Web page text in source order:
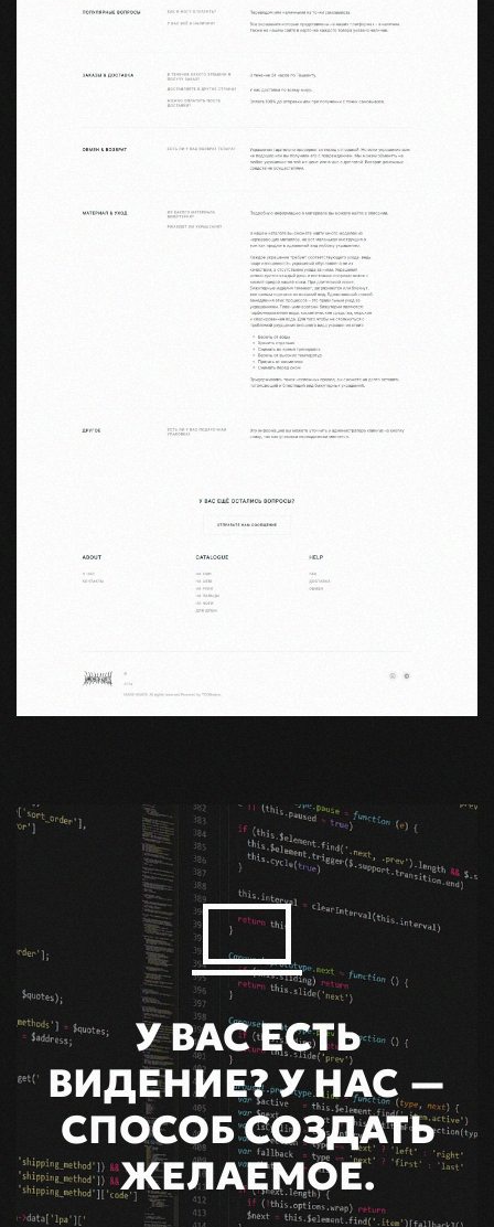
У ВАС ЕСТЬ
ВИДЕНИЕ? У НАС —
СПОСОБ СОЗДАТЬ
ЖЕЛАЕМОЕ.